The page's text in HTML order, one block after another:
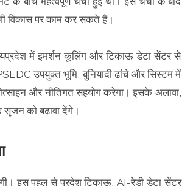
विकास पर काम कर सकते हैं।
में इमर्शन कूलिंग और टिकाऊ डेटा सेंटर से
उपयुक्त भूमि, बुनियादी ढांचे और सिस्टम में
और नीतिगत सहयोग करेगा। इसके अलावा,
सृजन को बढ़ावा देंगे।
इस पहल से प्रदेश टिकाऊ, AI-रेडी डेटा सेंटर